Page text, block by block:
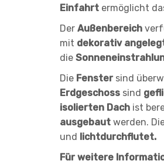
Einfahrt ermöglicht
Der Außenbereich
mit dekorativ
die
Die Fenstersind
Erdgeschoss sind
isolierten Dach ist
ausgebaut werden.
und lichtdurchflutet.
Für weitere